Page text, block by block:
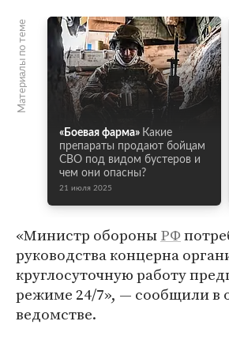
Материалы по теме
«Боевая фарма» Какие
препараты продают бойцам
СВО под видом бустеров и
чем они опасны?
21 июля 2025
«Министр обороныРФ
руководства концерна
круглосуточную работу
режиме 24/7», — сообщили в
ведомстве.